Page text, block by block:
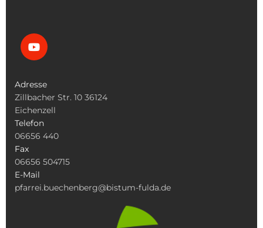
Adresse
Zillbacher Str. 10 36124
Eichenzell
Telefon
06656 440
Fax
06656 504715
E-Mail
pfarrei.buechenberg@bistum-fulda.de